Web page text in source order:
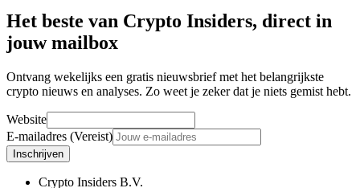
Het beste van Crypto Insiders, direct in
jouw mailbox
Ontvang wekelijks een gratis nieuwsbrief met het belangrijkste
crypto nieuws en analyses. Zo weet je zeker dat je niets gemist hebt.
Website
E-mailadres (Vereist)
Inschrijven
Crypto Insiders B.V.